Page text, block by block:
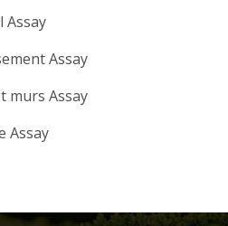
Assay
Assay
murs Assay
Assay